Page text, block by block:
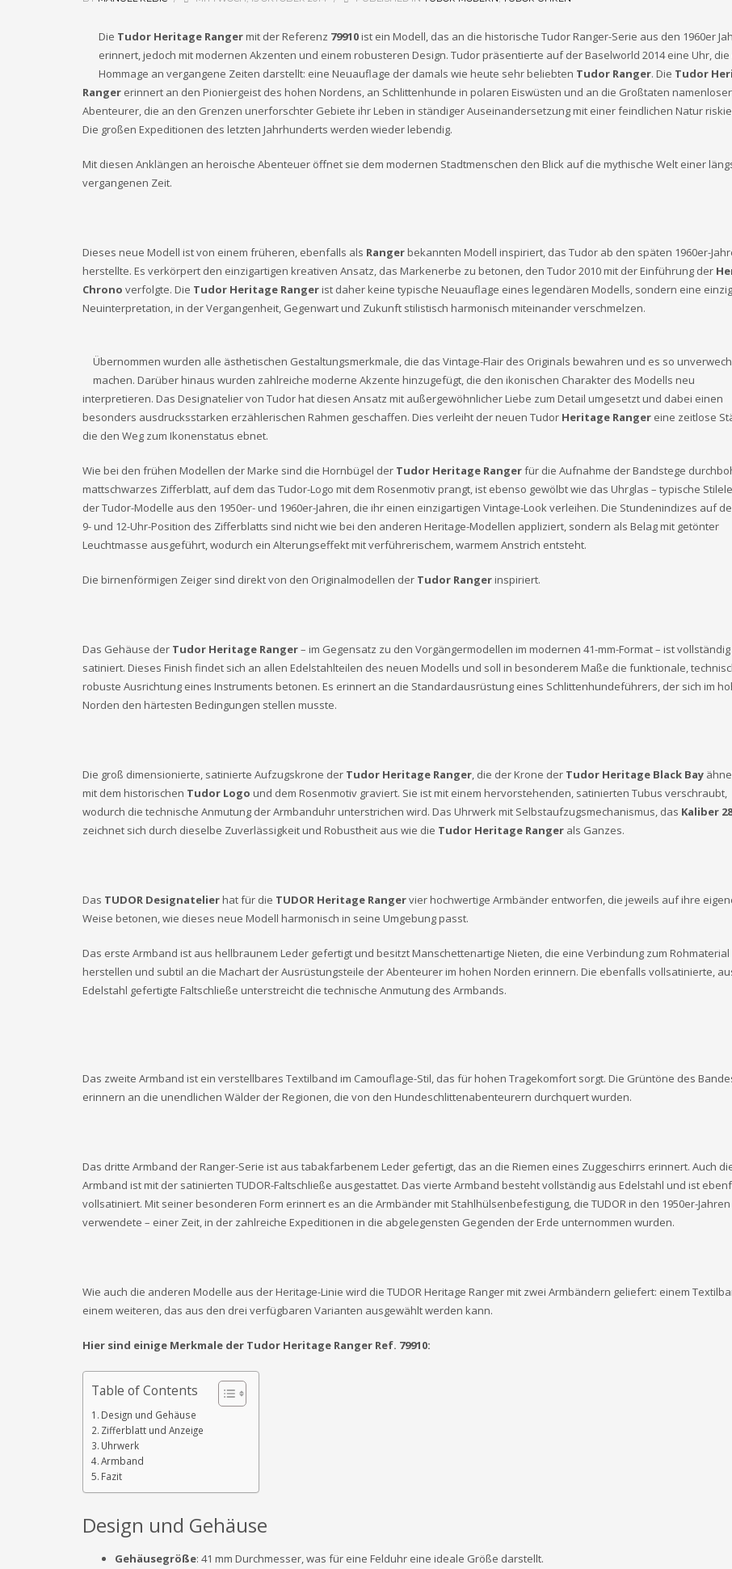
Die Tudor Heritage Rangermit der Referenz 79910ist ein Modell, das an die historische Tudor Ranger-Serie aus den 1960er
erinnert, jedoch mit modernen Akzenten und einem robusteren Design. Tudor präsentierte auf der Baselworld 2014 eine Uhr, die
Hommage an vergangene Zeiten darstellt: eine Neuauflage der damals wie heute sehr beliebten Tudor Ranger. Die Tudor
Ranger erinnert an den Pioniergeist des hohen Nordens, an Schlittenhunde in polaren Eiswüsten und an die Großtaten namenloser
Abenteurer, die an den Grenzen unerforschter Gebiete ihr Leben in ständiger Auseinandersetzung mit einer feindlichen Natur
Die großen Expeditionen des letzten Jahrhunderts werden wieder lebendig.
Mit diesen Anklängen an heroische Abenteuer öffnet sie dem modernen Stadtmenschen den Blick auf die mythische Welt einer
vergangenen Zeit.
Dieses neue Modell ist von einem früheren, ebenfalls als Rangerbekannten Modell inspiriert, das Tudor ab den späten 1960er-
herstellte. Es verkörpert den einzigartigen kreativen Ansatz, das Markenerbe zu betonen, den Tudor 2010 mit der Einführung der
Chrono verfolgte. Die Tudor Heritage Rangerist daher keine typische Neuauflage eines legendären Modells, sondern eine
Neuinterpretation, in der Vergangenheit, Gegenwart und Zukunft stilistisch harmonisch miteinander verschmelzen.
Übernommen wurden alle ästhetischen Gestaltungsmerkmale, die das Vintage-Flair des Originals bewahren und es so
machen. Darüber hinaus wurden zahlreiche moderne Akzente hinzugefügt, die den ikonischen Charakter des Modells neu
interpretieren. Das Designatelier von Tudor hat diesen Ansatz mit außergewöhnlicher Liebe zum Detail umgesetzt und dabei einen
besonders ausdrucksstarken erzählerischen Rahmen geschaffen. Dies verleiht der neuen Tudor Heritage Ranger eine zeitlose
die den Weg zum Ikonenstatus ebnet.
Wie bei den frühen Modellen der Marke sind die Hornbügel der Tudor Heritage Rangerfür die Aufnahme der Bandstege
mattschwarzes Zifferblatt, auf dem das Tudor-Logo mit dem Rosenmotiv prangt, ist ebenso gewölbt wie das Uhrglas – typische
der Tudor-Modelle aus den 1950er- und 1960er-Jahren, die ihr einen einzigartigen Vintage-Look verleihen. Die Stundenindizes auf
9- und 12-Uhr-Position des Zifferblatts sind nicht wie bei den anderen Heritage-Modellen appliziert, sondern als Belag mit getönter
Leuchtmasse ausgeführt, wodurch ein Alterungseffekt mit verführerischem, warmem Anstrich entsteht.
Die birnenförmigen Zeiger sind direkt von den Originalmodellen der Tudor Rangerinspiriert.
Das Gehäuse der Tudor Heritage Ranger– im Gegensatz zu den Vorgängermodellen im modernen 41-mm-Format – ist vollständig
satiniert. Dieses Finish findet sich an allen Edelstahlteilen des neuen Modells und soll in besonderem Maße die funktionale,
robuste Ausrichtung eines Instruments betonen. Es erinnert an die Standardausrüstung eines Schlittenhundeführers, der sich im
Norden den härtesten Bedingungen stellen musste.
Die groß dimensionierte, satinierte Aufzugskrone der Tudor Heritage Ranger, die der Krone der Tudor Heritage Black Bay
mit dem historischen Tudor Logo und dem Rosenmotiv graviert. Sie ist mit einem hervorstehenden, satinierten Tubus verschraubt,
wodurch die technische Anmutung der Armbanduhr unterstrichen wird. Das Uhrwerk mit Selbstaufzugsmechanismus, das Kaliber
zeichnet sich durch dieselbe Zuverlässigkeit und Robustheit aus wie die Tudor Heritage Ranger als Ganzes.
Das TUDOR Designatelierhat für die TUDOR Heritage Rangervier hochwertige Armbänder entworfen, die jeweils auf ihre
Weise betonen, wie dieses neue Modell harmonisch in seine Umgebung passt.
Das erste Armband ist aus hellbraunem Leder gefertigt und besitzt Manschettenartige Nieten, die eine Verbindung zum Rohmaterial
herstellen und subtil an die Machart der Ausrüstungsteile der Abenteurer im hohen Norden erinnern. Die ebenfalls vollsatinierte,
Edelstahl gefertigte Faltschließe unterstreicht die technische Anmutung des Armbands.
Das zweite Armband ist ein verstellbares Textilband im Camouflage-Stil, das für hohen Tragekomfort sorgt. Die Grüntöne des
erinnern an die unendlichen Wälder der Regionen, die von den Hundeschlittenabenteurern durchquert wurden.
Das dritte Armband der Ranger-Serie ist aus tabakfarbenem Leder gefertigt, das an die Riemen eines Zuggeschirrs erinnert. Auch
Armband ist mit der satinierten TUDOR-Faltschließe ausgestattet. Das vierte Armband besteht vollständig aus Edelstahl und ist
vollsatiniert. Mit seiner besonderen Form erinnert es an die Armbänder mit Stahlhülsenbefestigung, die TUDOR in den 1950er-Jahren
verwendete – einer Zeit, in der zahlreiche Expeditionen in die abgelegensten Gegenden der Erde unternommen wurden.
Wie auch die anderen Modelle aus der Heritage-Linie wird die TUDOR Heritage Ranger mit zwei Armbändern geliefert: einem
einem weiteren, das aus den drei verfügbaren Varianten ausgewählt werden kann.
Hier sind einige Merkmale der Tudor Heritage Ranger Ref. 79910:
Table of Contents
Design und Gehäuse
Zifferblatt und Anzeige
Uhrwerk
Armband
Fazit
Design und Gehäuse
Gehäusegröße: 41 mm Durchmesser, was für eine Felduhr eine ideale Größe darstellt.